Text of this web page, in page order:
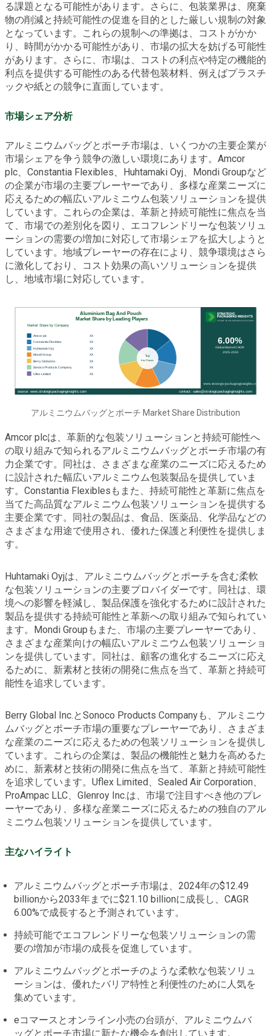
る課題となる可能性があります。さらに、包装業界は、廃棄
物の削減と持続可能性の促進を目的とした厳しい規制の対象
となっています。これらの規制への準拠は、コストがかか
り、時間がかかる可能性があり、市場の拡大を妨げる可能性
があります。さらに、市場は、コストの利点や特定の機能的
利点を提供する可能性のある代替包装材料、例えばプラスチ
ックや紙との競争に直面しています。
市場シェア分析
アルミニウムバッグとポーチ市場は、いくつかの主要企業が
市場シェアを争う競争の激しい環境にあります。Amcor
plc、Constantia Flexibles、Huhtamaki Oyj、Mondi Groupなど
の企業が市場の主要プレーヤーであり、多様な産業ニーズに
応えるための幅広いアルミニウム包装ソリューションを提供
しています。これらの企業は、革新と持続可能性に焦点を当
て、市場での差別化を図り、エコフレンドリーな包装ソリュ
ーションの需要の増加に対応して市場シェアを拡大しようと
しています。地域プレーヤーの存在により、競争環境はさら
に激化しており、コスト効果の高いソリューションを提供
し、地域市場に対応しています。
アルミニウムバッグとポーチ Market Share Distribution
Amcor plcは、革新的な包装ソリューションと持続可能性へ
の取り組みで知られるアルミニウムバッグとポーチ市場の有
力企業です。同社は、さまざまな産業のニーズに応えるため
に設計された幅広いアルミニウム包装製品を提供していま
す。Constantia Flexiblesもまた、持続可能性と革新に焦点を
当てた高品質なアルミニウム包装ソリューションを提供する
主要企業です。同社の製品は、食品、医薬品、化学品などの
さまざまな用途で使用され、優れた保護と利便性を提供しま
す。
Huhtamaki Oyjは、アルミニウムバッグとポーチを含む柔軟
な包装ソリューションの主要プロバイダーです。同社は、環
境への影響を軽減し、製品保護を強化するために設計された
製品を提供する持続可能性と革新への取り組みで知られてい
ます。Mondi Groupもまた、市場の主要プレーヤーであり、
さまざまな産業向けの幅広いアルミニウム包装ソリューショ
ンを提供しています。同社は、顧客の進化するニーズに応え
るために、新素材と技術の開発に焦点を当て、革新と持続可
能性を追求しています。
Berry Global Inc.とSonoco Products Companyも、アルミニウ
ムバッグとポーチ市場の重要なプレーヤーであり、さまざま
な産業のニーズに応えるための包装ソリューションを提供し
ています。これらの企業は、製品の機能性と魅力を高めるた
めに、新素材と技術の開発に焦点を当て、革新と持続可能性
を追求しています。Uflex Limited、Sealed Air Corporation、
ProAmpac LLC、Glenroy Inc.は、市場で注目すべき他のプレ
ーヤーであり、多様な産業ニーズに応えるための独自のアル
ミニウム包装ソリューションを提供しています。
主なハイライト
アルミニウムバッグとポーチ市場は、2024年の$12.49
billionから2033年までに$21.10 billionに成長し、CAGR
6.00%で成長すると予測されています。
持続可能でエコフレンドリーな包装ソリューションの需
要の増加が市場の成長を促進しています。
アルミニウムバッグとポーチのような柔軟な包装ソリュ
ーションは、優れたバリア特性と利便性のために人気を
集めています。
eコマースとオンライン小売の台頭が、アルミニウムバ
ッグとポーチ市場に新たな機会を創出しています。